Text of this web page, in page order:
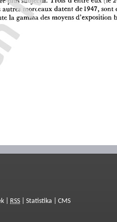
RSS Statistika CMS